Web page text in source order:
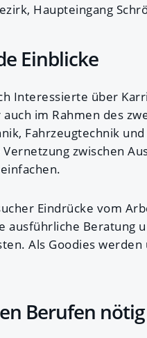
Haupteingang
Einblicke
Interessierte über
im Rahmen des
Fahrzeugtechnik
zwischen
Eindrücke vom
ausführliche Beratung
Als Goodies
Berufen nötig